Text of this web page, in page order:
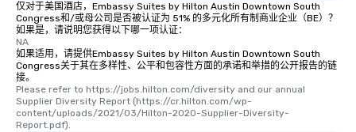
仅对于美国酒店，Embassy Suites by Hilton Austin Downtown South
Congress和/或母公司是否被认证为 51% 的多元化所有制商业企业（BE）？
如果是，请说明您获得以下哪一项认证：
NA
如果适用，请提供Embassy Suites by Hilton Austin Downtown South
Congress关于其在多样性、公平和包容性方面的承诺和举措的公开报告的链
接。
Please refer to https://jobs.hilton.com/diversity and our annual
Supplier Diversity Report (https://cr.hilton.com/wp-
content/uploads/2021/03/Hilton-2020-Supplier-Diversity-
Report.pdf).